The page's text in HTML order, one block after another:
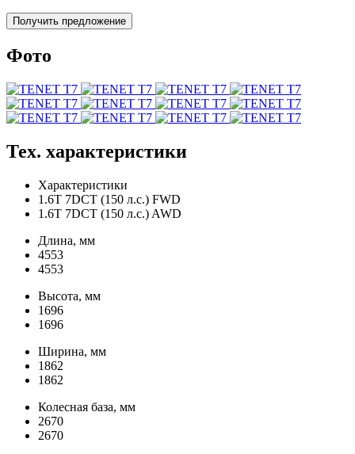
Получить предложение
Фото
Тех. характеристики
Характеристики
1.6T 7DCT (150 л.с.) FWD
1.6T 7DCT (150 л.с.) AWD
Длина, мм
4553
4553
Высота, мм
1696
1696
Ширина, мм
1862
1862
Колесная база, мм
2670
2670